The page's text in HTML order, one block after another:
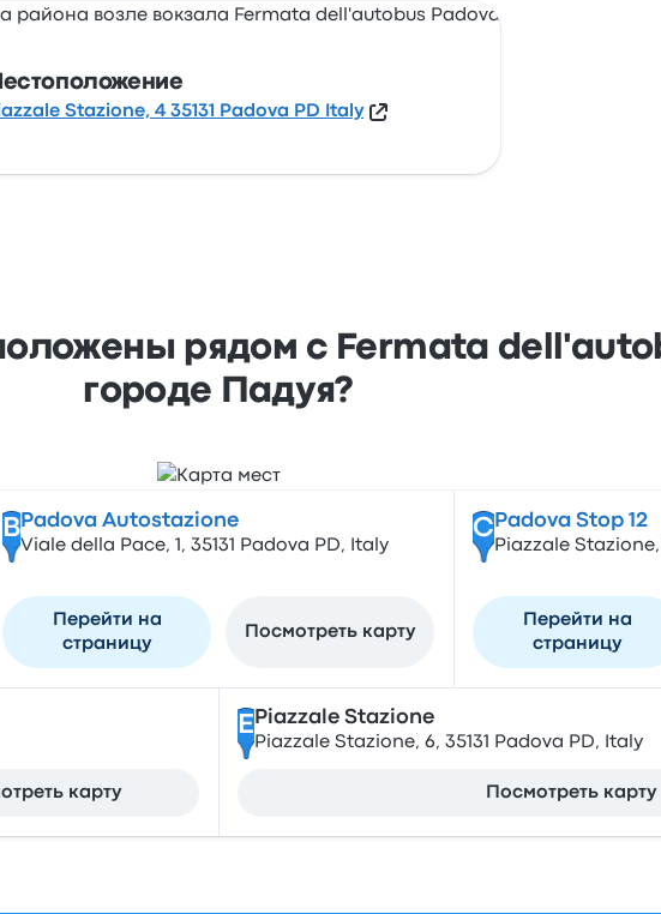
Stazione, 4 35131 Padova PD Italy
рядом с Fermata
городе Падуя?
B Padova Autostazione
Viale della Pace, 1, 35131 Padova PD, Italy
Перейти на
страницу
Посмотреть карту
CPadova Stop 12
Piazzale Stazione,
Перейти на
страницу
карту
E Piazzale Stazione
Piazzale Stazione, 6, 35131 Padova PD, Italy
Посмотреть карту